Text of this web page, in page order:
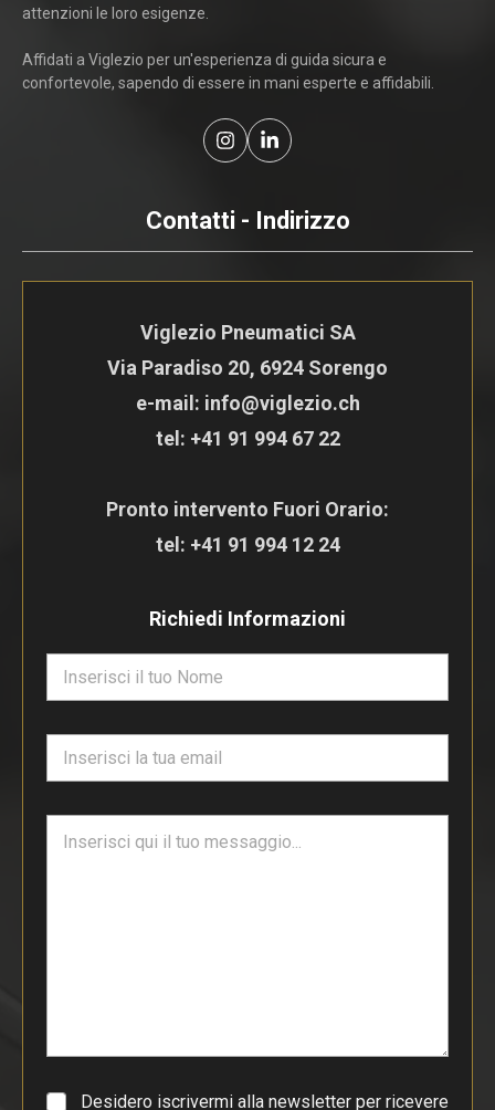
attenzioni le loro esigenze.
Affidati a Viglezio per un'esperienza di guida sicura e
confortevole, sapendo di essere in mani esperte e affidabili.
Contatti - Indirizzo
Viglezio Pneumatici SA
Via Paradiso 20, 6924 Sorengo
e-mail: info@viglezio.ch
tel: +41 91 994 67 22
Pronto intervento Fuori Orario:
tel: +41 91 994 12 24
Richiedi Informazioni
m
a
g
a
Desidero iscrivermi alla newsletter per ricevere